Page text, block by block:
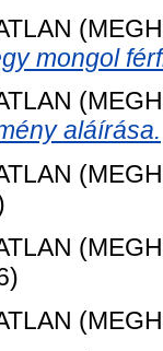
mongol
aláírása.